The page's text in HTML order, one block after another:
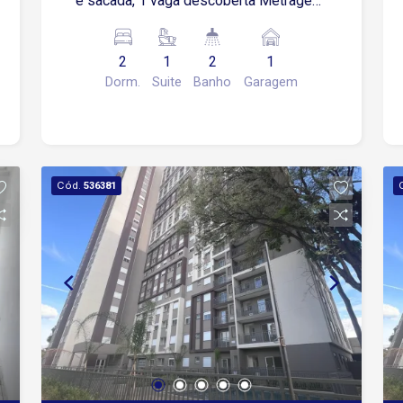
24 horas Elevador Lazer:salão de
festas Piscina Academia Espaçou
gourmet Sauna Área de convivência
2
Dorm.
1
Suite
2
Banho
1
Garagem
Cód. 536381